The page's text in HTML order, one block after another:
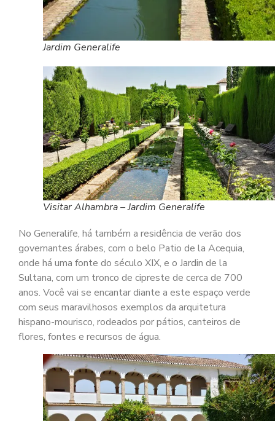
Jardim Generalife
Visitar Alhambra – Jardim Generalife
No Generalife, há também a residência de verão dos
governantes árabes, com o belo Patio de la Acequia,
onde há uma fonte do século XIX, e o Jardin de la
Sultana, com um tronco de cipreste de cerca de 700
anos. Você vai se encantar diante a este espaço verde
com seus maravilhosos exemplos da arquitetura
hispano-mourisco, rodeados por pátios, canteiros de
flores, fontes e recursos de água.